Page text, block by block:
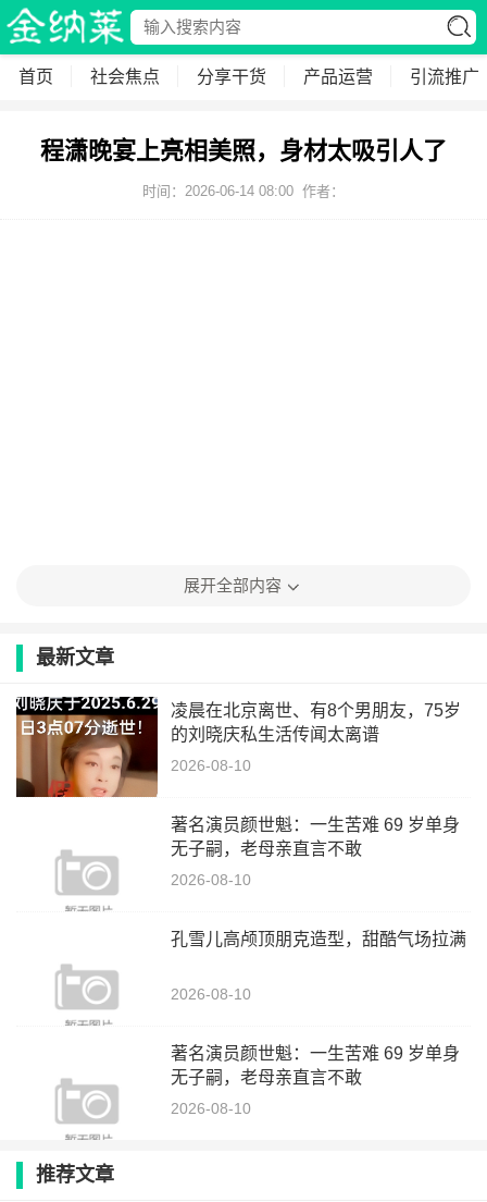
首页 社会焦点 分享干货 产品运营 引流推广
程潇晚宴上亮相美照，身材太吸引人了
时间：2026-06-14 08:00 作者：
展开全部内容
最新文章
凌晨在北京离世、有8个男朋友，75岁
的刘晓庆私生活传闻太离谱
2026-08-10
著名演员颜世魁：一生苦难 69 岁单身
无子嗣，老母亲直言不敢
2026-08-10
孔雪儿高颅顶朋克造型，甜酷气场拉满
2026-08-10
著名演员颜世魁：一生苦难 69 岁单身
无子嗣，老母亲直言不敢
2026-08-10
推荐文章